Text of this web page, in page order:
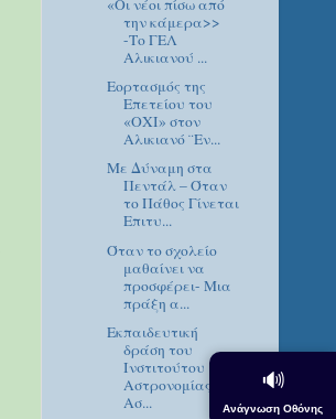
🔊
Ανάγνωση Οθόνης
«Οι νέοι πίσω από
την κάμερα>>
-Το ΓΕΛ
Αλικιανού ...
Εορτασμός της
Επετείου του
«ΟΧΙ» στον
Αλικιανό ¨Εν...
Με Δύναμη στα
Πεντάλ – Όταν
το Πάθος Γίνεται
Επιτυ...
Όταν το σχολείο
μαθαίνει να
προσφέρει- Μια
πράξη α...
Εκπαιδευτική
δράση του
Ινστιτούτου
Αστρονομίας,
Ασ...